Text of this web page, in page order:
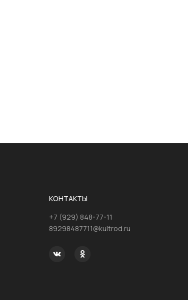
КОНТАКТЫ
+7 (929) 848-77-11
89298487711@kultrod.ru